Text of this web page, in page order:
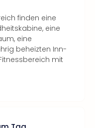
finden eine
eine
eine
beheizten Inn-
mit